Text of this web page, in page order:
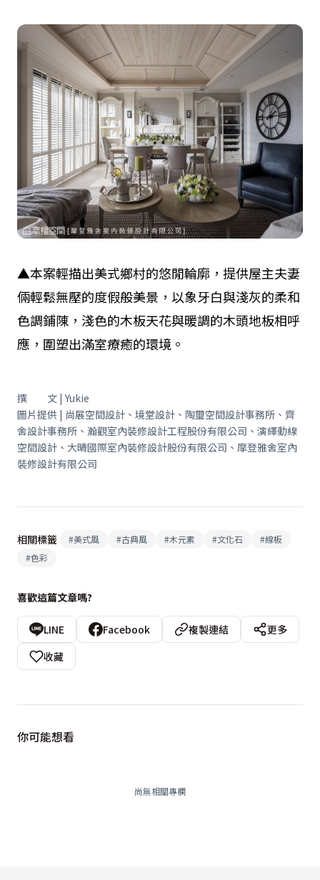
▲本案輕描出美式鄉村的悠閒輪廓，提供屋主夫妻
倆輕鬆無壓的度假般美景，以象牙白與淺灰的柔和
色調鋪陳，淺色的木板天花與暖調的木頭地板相呼
應，圍塑出滿室療癒的環境。
撰 文 | Yukie
圖片提供 | 尚展空間設計、境堂設計、陶璽空間設計事務所、齊
舍設計事務所、瀚觀室內裝修設計工程股份有限公司、演繹動線
空間設計、大晴國際室內裝修設計股份有限公司、摩登雅舍室內
裝修設計有限公司
相關標籤 #美式風 #古典風 #木元素 #文化石 #線板
#色彩
喜歡這篇文章嗎?
LINE Facebook 複製連結
更多
收藏
你可能想看
尚無相關專欄